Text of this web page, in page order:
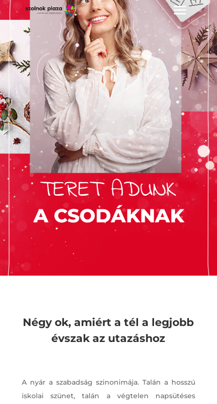
TERET ADUNK
A CSODÁKNAK
Négy ok, amiért a tél a legjobb
évszak az utazáshoz
A nyár a szabadság szinonimája. Talán a hosszú
iskolai szünet, talán a végtelen napsütéses